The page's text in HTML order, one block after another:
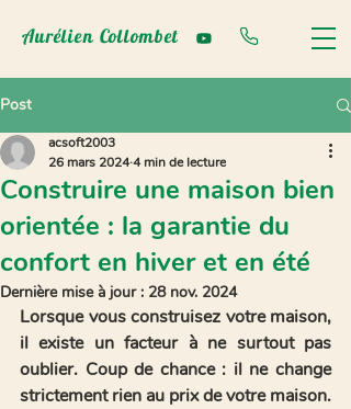
Aurélien Collombet
Post
Construire une maison bien
orientée : la garantie du
confort en hiver et en été
acsoft2003
26 mars 20244 min de lecture
Dernière mise à jour : 28 nov. 2024
Lorsque vous construisez votre maison,
il existe un facteur à ne surtout pas
oublier. Coup de chance : il ne change
strictement rien au prix de votre maison.